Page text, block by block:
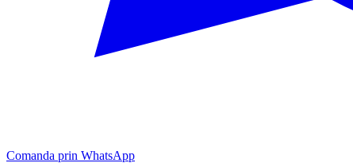
Comanda prin WhatsApp